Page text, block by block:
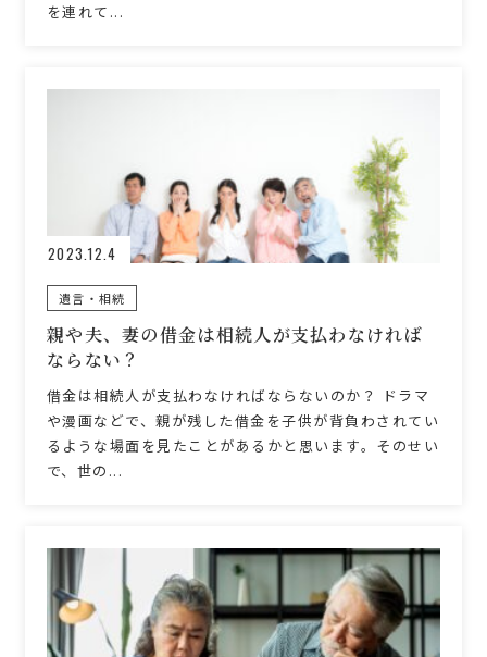
を連れて...
2023.12.4
遺言・相続
親や夫、妻の借金は相続人が支払わなければ
ならない？
借金は相続人が支払わなければならないのか？ ドラマ
や漫画などで、親が残した借金を子供が背負わされてい
るような場面を見たことがあるかと思います。そのせい
で、世の...